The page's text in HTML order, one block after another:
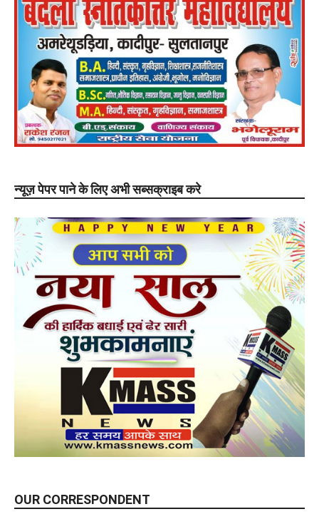
न्यूज़ पेपर पाने के लिए अभी सब्सक्राइब करे
OUR CORRESPONDENT